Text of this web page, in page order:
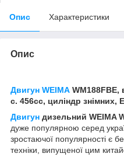
Опис Характеристики
Опис
Двигун WEIMA
с. 456cc, циліндр знімних,
Двигун дизельний WEIMA
дуже популярною серед
зростаючої популярності є
техніки, випущеної цим